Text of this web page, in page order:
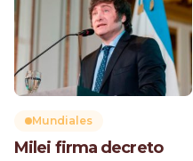
Mundiales
Milei firma decreto